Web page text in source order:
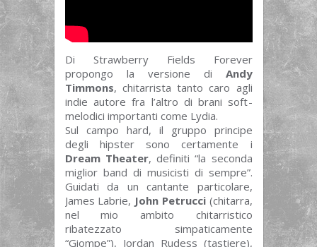
Di Strawberry Fields Forever
propongo la versione di Andy
Timmons, chitarrista tanto caro agli
indie autore fra l’altro di brani soft-
melodici importanti come Lydia.
Sul campo hard, il gruppo principe
degli hipster sono certamente i
Dream Theater, definiti “la seconda
miglior band di musicisti di sempre”.
Guidati da un cantante particolare,
James Labrie, John Petrucci(chitarra,
nel mio ambito chitarristico
ribatezzato simpaticamente
“Giompe”), Jordan Rudess (tastiere),